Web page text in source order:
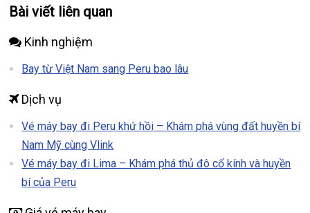
Bài viết liên quan
Kinh nghiệm
Bay từ Việt Nam sang Peru bao lâu
Dịch vụ
Vé máy bay đi Peru khứ hồi – Khám phá vùng đất huyền bí
Nam Mỹ cùng Vlink
Vé máy bay đi Lima – Khám phá thủ đô cổ kính và huyền
bí của Peru